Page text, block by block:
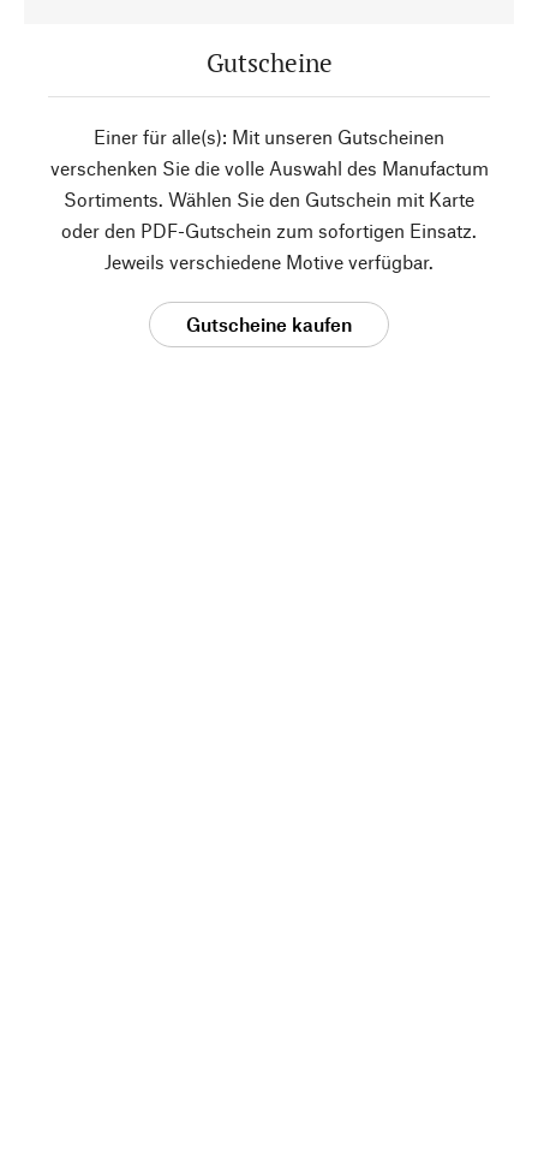
Gutscheine
Einer für alle(s): Mit unseren Gutscheinen
verschenken Sie die volle Auswahl des Manufactum
Sortiments. Wählen Sie den Gutschein mit Karte
oder den PDF-Gutschein zum sofortigen Einsatz.
Jeweils verschiedene Motive verfügbar.
Gutscheine kaufen